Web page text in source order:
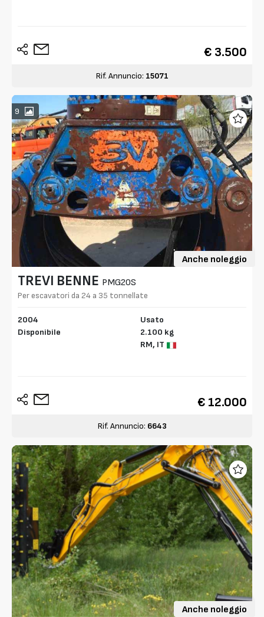
€ 3.500
Rif. Annuncio: 15071
9
Anche noleggio
TREVI BENNE PMG20S
Per escavatori da 24 a 35 tonnellate
2004
Disponibile
Usato
2.100 kg
RM, IT
€ 12.000
Rif. Annuncio: 6643
Anche noleggio